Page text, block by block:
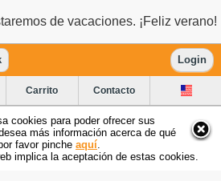
de vacaciones. ¡Feliz verano!
Login
Carrito Contacto
cookies para poder ofrecer sus
más información acerca de qué
favor pinche aquí
implica la aceptación de estas cookies.